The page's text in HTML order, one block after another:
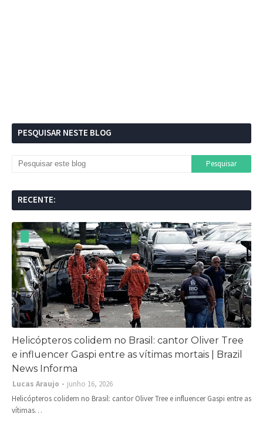
PESQUISAR NESTE BLOG
RECENTE:
Helicópteros colidem no Brasil: cantor Oliver Tree
e influencer Gaspi entre as vítimas mortais | Brazil
News Informa
Lucas Araujo
junho 16, 2026
Helicópteros colidem no Brasil: cantor Oliver Tree e influencer Gaspi entre as
vítimas…